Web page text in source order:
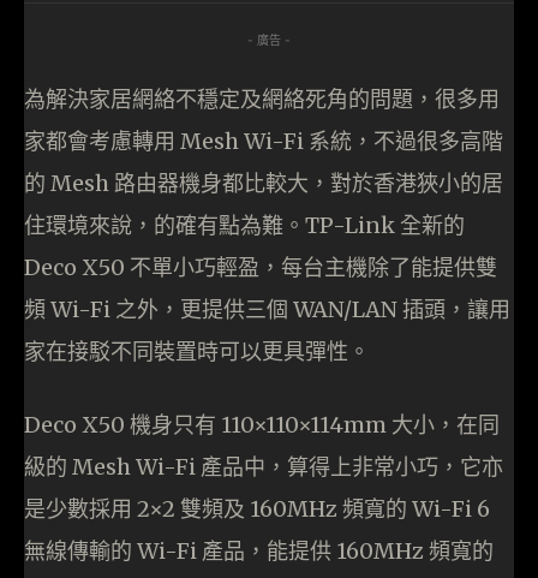
- 廣告 -
為解決家居網絡不穩定及網絡死角的問題，很多用
家都會考慮轉用 Mesh Wi-Fi 系統，不過很多高階
的 Mesh 路由器機身都比較大，對於香港狹小的居
住環境來說，的確有點為難。TP-Link 全新的
Deco X50 不單小巧輕盈，每台主機除了能提供雙
頻 Wi-Fi 之外，更提供三個 WAN/LAN 插頭，讓用
家在接駁不同裝置時可以更具彈性。
Deco X50 機身只有 110×110×114mm 大小，在同
級的 Mesh Wi-Fi 產品中，算得上非常小巧，它亦
是少數採用 2×2 雙頻及 160MHz 頻寬的 Wi-Fi 6
無線傳輸的 Wi-Fi 產品，能提供 160MHz 頻寬的